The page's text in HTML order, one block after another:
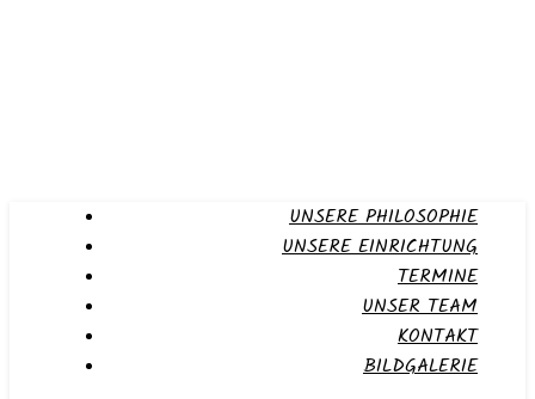
UNSERE PHILOSOPHIE
UNSERE EINRICHTUNG
TERMINE
UNSER TEAM
KONTAKT
BILDGALERIE